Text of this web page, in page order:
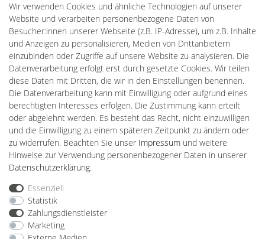
Batteriespeicher
PlentiSolar
Gebrauchtlicht
Ledkauf
DEYESOLAR
Lightech Connect
CardanLight Europe
FORTIMO LEDs
LED-RETROSHOP
MeinUSB
Impressum
Barrierefreiheitserklärung
Wir verwenden Cookies und ähnliche Technologien auf unserer
Website und verarbeiten personenbezogene Daten von
Besucher:innen unserer Webseite (z.B. IP-Adresse), um z.B. Inhalte
und Anzeigen zu personalisieren, Medien von Drittanbietern
einzubinden oder Zugriffe auf unsere Website zu analysieren. Die
Datenverarbeitung erfolgt erst durch gesetzte Cookies. Wir teilen
diese Daten mit Dritten, die wir in den Einstellungen benennen.
Die Datenverarbeitung kann mit Einwilligung oder aufgrund eines
berechtigten Interesses erfolgen. Die Zustimmung kann erteilt
oder abgelehnt werden. Es besteht das Recht, nicht einzuwilligen
und die Einwilligung zu einem späteren Zeitpunkt zu ändern oder
zu widerrufen. Beachten Sie unser Impressum und weitere
Hinweise zur Verwendung personenbezogener Daten in unserer
Daten­schutz­erklärung.
Essenziell
Statistik
Zahlungsdienstleister
Marketing